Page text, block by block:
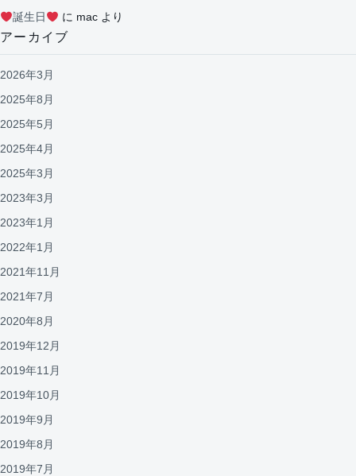
誕生日
に macより
アーカイブ
2026年3月
2025年8月
2025年5月
2025年4月
2025年3月
2023年3月
2023年1月
2022年1月
2021年11月
2021年7月
2020年8月
2019年12月
2019年11月
2019年10月
2019年9月
2019年8月
2019年7月